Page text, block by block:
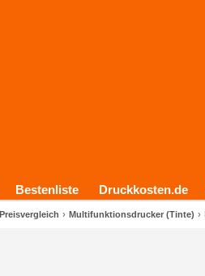
Bestenliste Druckkosten.de
Preisvergleich Multifunktionsdrucker (Tinte)